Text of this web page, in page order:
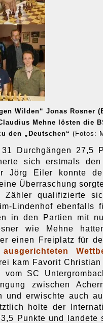
Wilden“ Jonas Rosner
Mehne lösten die
den „Deutschen“ (Fotos:
Durchgängen 27,5
sich erstmals
Jörg Eiler konnte
Überraschung
Zähler qualifizierte
Lindenhof ebenfalls
in den Partien mit
wie Mehne
einen Freiplatz für
ausgerichteten
kam Favorit Christian
vom SC
zwischen
und erwischte auch
holte der
Punkte und landete